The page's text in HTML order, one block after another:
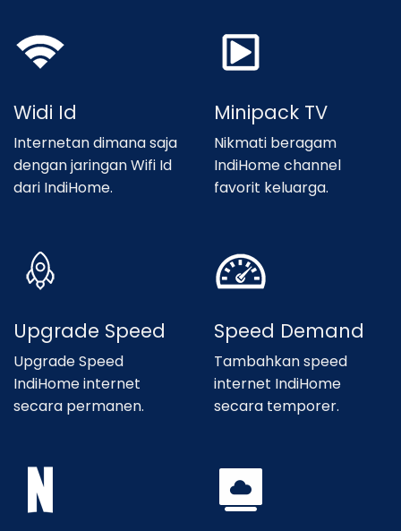
Widi Id
Internetan dimana saja
dengan jaringan Wifi Id
dari IndiHome.
Minipack TV
Nikmati beragam
IndiHome channel
favorit keluarga.
Upgrade Speed
Upgrade Speed
IndiHome internet
secara permanen.
Speed Demand
Tambahkan speed
internet IndiHome
secara temporer.